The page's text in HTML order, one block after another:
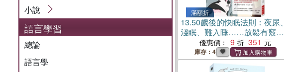
小說
語言學習
總論
語言學
滿額折
13.50歲後的快眠法則：夜尿、
淺眠、難入睡……放鬆有竅
門、大腦重開機，累積睡眠
壓，獲得好眠復原力
優惠價： 9 351
庫存：4